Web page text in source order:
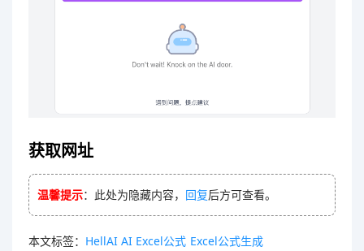
获取网址
温馨提示：此处为隐藏内容， 回复后方可查看。
本文标签： HellAI AI Excel公式 Excel公式生成